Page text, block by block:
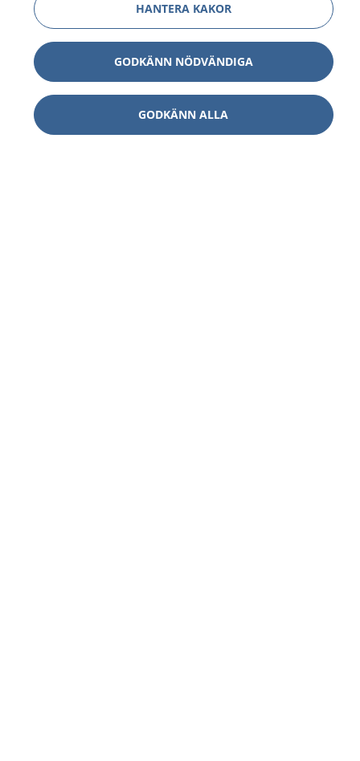
HANTERA KAKOR
GODKÄNN NÖDVÄNDIGA
GODKÄNN ALLA